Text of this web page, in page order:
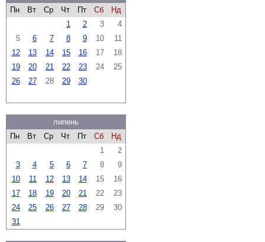
Пн
Вт Ср Чт Пт Сб
Нд
1
2 3
4
5
6 7 8 9 10
11
12
13 14 15 16 17
18
19
20 21 22 23 24
25
26
27 28 29 30
липень
Пн
Вт Ср Чт Пт Сб
Нд
1
2
3
4 5 6 7 8
9
10
11 12 13 14 15
16
17
18 19 20 21 22
23
24
25 26 27 28 29
30
31